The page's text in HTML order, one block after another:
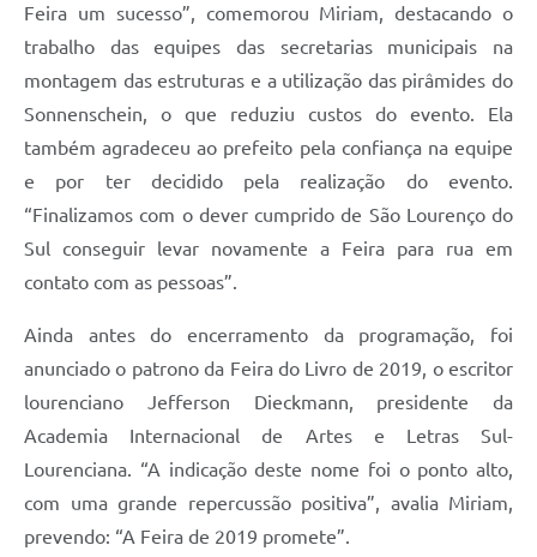
Feira um sucesso”, comemorou Miriam, destacando o
trabalho das equipes das secretarias municipais na
montagem das estruturas e a utilização das pirâmides do
Sonnenschein, o que reduziu custos do evento. Ela
também agradeceu ao prefeito pela confiança na equipe
e por ter decidido pela realização do evento.
“Finalizamos com o dever cumprido de São Lourenço do
Sul conseguir levar novamente a Feira para rua em
contato com as pessoas”.
Ainda antes do encerramento da programação, foi
anunciado o patrono da Feira do Livro de 2019, o escritor
lourenciano Jefferson Dieckmann, presidente da
Academia Internacional de Artes e Letras Sul-
Lourenciana. “A indicação deste nome foi o ponto alto,
com uma grande repercussão positiva”, avalia Miriam,
prevendo: “A Feira de 2019 promete”.